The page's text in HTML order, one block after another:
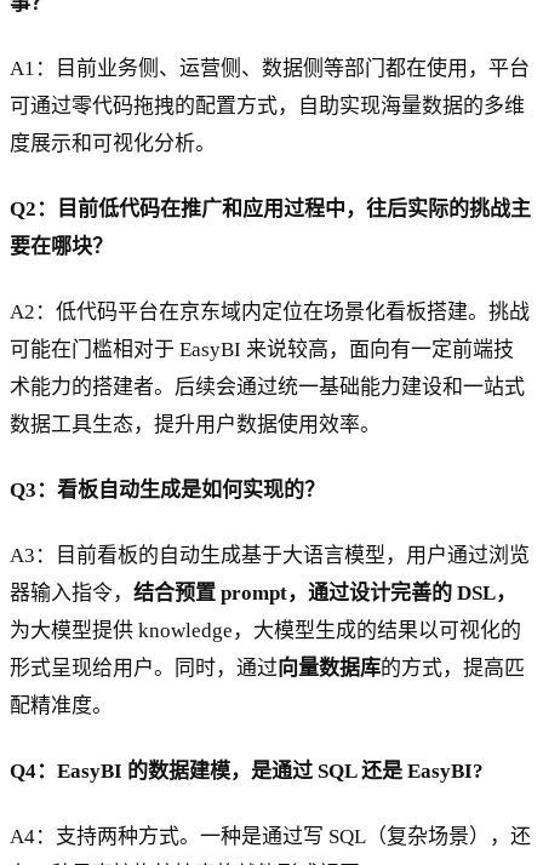
A1：目前业务侧、运营侧、数据侧等部门都在使用，平台
可通过零代码拖拽的配置方式，自助实现海量数据的多维
度展示和可视化分析。
Q2：目前低代码在推广和应用过程中，往后实际的挑战主
要在哪块？
A2：低代码平台在京东域内定位在场景化看板搭建。挑战
可能在门槛相对于 EasyBI 来说较高，面向有一定前端技
术能力的搭建者。后续会通过统一基础能力建设和一站式
数据工具生态，提升用户数据使用效率。
Q3：看板自动生成是如何实现的？
A3：目前看板的自动生成基于大语言模型，用户通过浏览
器输入指令， 结合预置 prompt，通过设计完善的 DSL，
为大模型提供 knowledge，大模型生成的结果以可视化的
形式呈现给用户。同时，通过向量数据库的方式，提高匹
配精准度。
Q4：EasyBI 的数据建模，是通过 SQL 还是 EasyBI?
A4：支持两种方式。一种是通过写 SQL（复杂场景），还